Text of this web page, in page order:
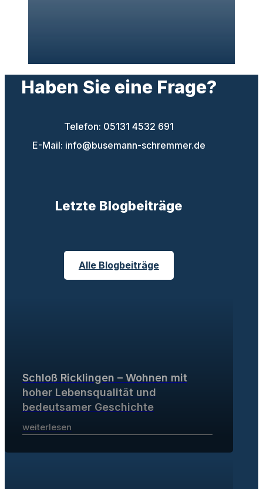
Haben Sie eine Frage?
Telefon: 05131 4532 691
E-Mail: info@busemann-schremmer.de
Letzte Blogbeiträge
Alle Blogbeiträge
Schloß Ricklingen – Wohnen mit
hoher Lebensqualität und
bedeutsamer Geschichte
weiterlesen